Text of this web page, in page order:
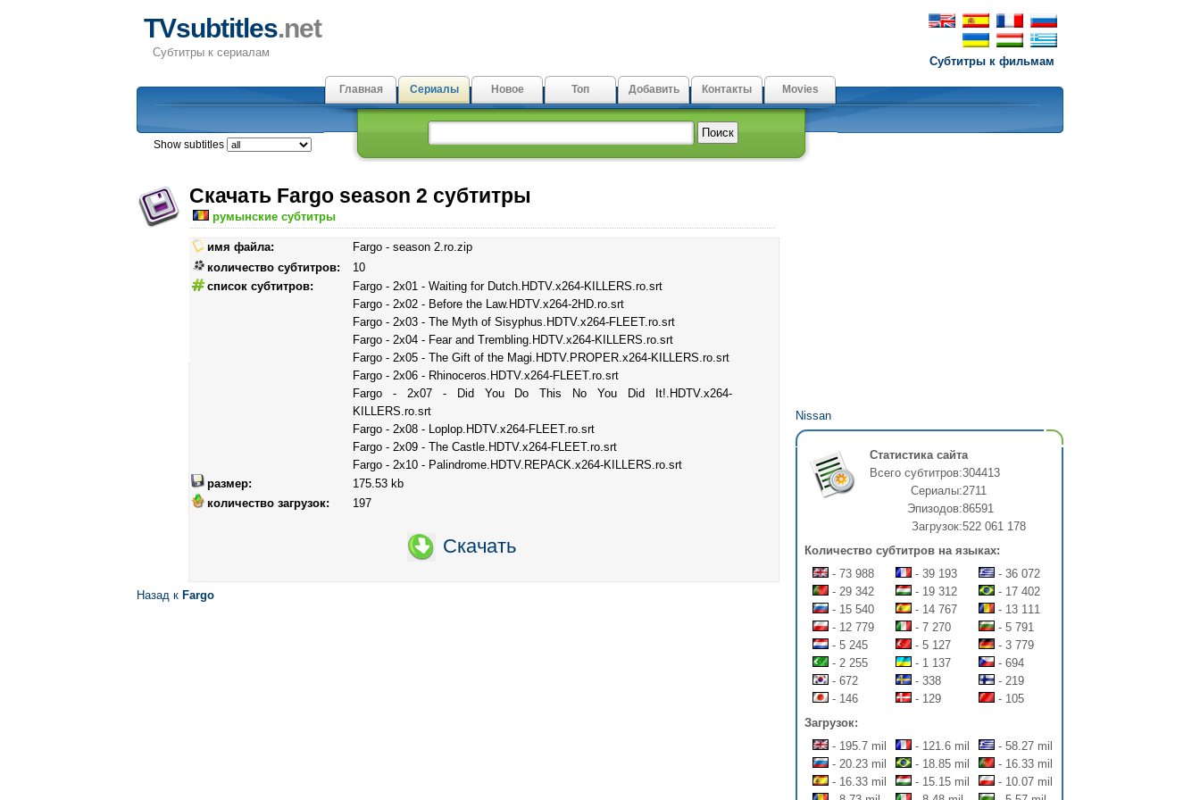
Субтитры к фильмам
TVsubtitles.net
Субтитры к сериалам
Главная Сериалы Новое Топ Добавить Контакты Movies
Show subtitles
Скачать Fargo season 2 субтитры
румынские субтитры
имя файла:
Fargo - season 2.ro.zip
количество субтитров:
10
список субтитров:
Fargo - 2x01 - Waiting for Dutch.HDTV.x264-KILLERS.ro.srt
Fargo - 2x02 - Before the Law.HDTV.x264-2HD.ro.srt
Fargo - 2x03 - The Myth of Sisyphus.HDTV.x264-FLEET.ro.srt
Fargo - 2x04 - Fear and Trembling.HDTV.x264-KILLERS.ro.srt
Fargo - 2x05 - The Gift of the Magi.HDTV.PROPER.x264-KILLERS.ro.srt
Fargo - 2x06 - Rhinoceros.HDTV.x264-FLEET.ro.srt
Fargo - 2x07 - Did You Do This No You Did It!.HDTV.x264-
KILLERS.ro.srt
Fargo - 2x08 - Loplop.HDTV.x264-FLEET.ro.srt
Fargo - 2x09 - The Castle.HDTV.x264-FLEET.ro.srt
Fargo - 2x10 - Palindrome.HDTV.REPACK.x264-KILLERS.ro.srt
размер:
175.53 kb
количество загрузок:
197
Скачать
Назад к Fargo
Nissan
Статистика сайта
Всего субтитров:304413
Сериалы:2711
Эпизодов:86591
Загрузок:522 061 178
Количество субтитров на языках:
- 73 988
- 39 193
- 36 072
- 29 342
- 19 312
- 17 402
- 15 540
- 14 767
- 13 111
- 12 779
- 7 270
- 5 791
- 5 245
- 5 127
- 3 779
- 2 255
- 1 137
- 694
- 672
- 338
- 219
- 146
- 129
- 105
Загрузок:
- 195.7 mil
- 121.6 mil
- 58.27 mil
- 20.23 mil
- 18.85 mil
- 16.33 mil
- 16.33 mil
- 15.15 mil
- 10.07 mil